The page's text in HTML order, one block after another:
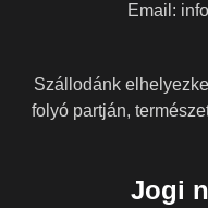
Email:
Szállodánk
folyó partján,
Jogi